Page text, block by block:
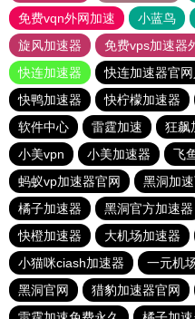
免费vqn外网加速
小蓝鸟
旋风加速器
免费vps加速器
快连加速器
快连加速器官网
快鸭加速器
快柠檬加速器
软件中心
雷霆加速 狂飙
小美vpn
小美加速器 飞
蚂蚁vp加速器官网
黑洞加
橘子加速器
黑洞官方加速器
快橙加速器
大机场加速器
小猫咪ciash加速器
一元机
黑洞官网
猎豹加速器官网